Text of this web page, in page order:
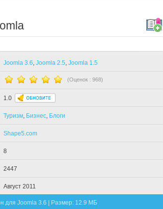
Joomla 3.6, Joomla 2.5, Joomla 1.5
(Оценок : 968)
1.0
Туризм, Бизнес, Блоги
Shape5.com
8
2447
Август 2011
для Joomla 3.6 | Размер: 12.9 МБ